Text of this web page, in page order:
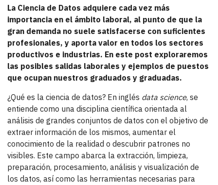
La Ciencia de Datos adquiere cada vez más
importancia en el ámbito laboral, al punto de que la
gran demanda no suele satisfacerse con suficientes
profesionales, y aporta valor en todos los sectores
productivos e industrias. En este post exploraremos
las posibles salidas laborales y ejemplos de puestos
que ocupan nuestros graduados y graduadas.
¿Qué es la ciencia de datos? En inglés data science, se
entiende como una disciplina científica orientada al
análisis de grandes conjuntos de datos con el objetivo de
extraer información de los mismos, aumentar el
conocimiento de la realidad o descubrir patrones no
visibles. Este campo abarca la extracción, limpieza,
preparación, procesamiento, análisis y visualización de
los datos, así como las herramientas necesarias para